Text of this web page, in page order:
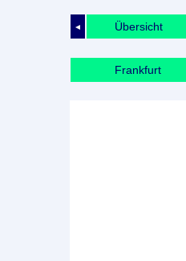
◄ Übersicht
Frankfurt